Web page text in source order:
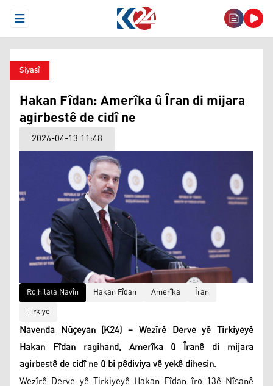
Open Menu
Siyasî
Hakan Fîdan: Amerîka û Îran di mijara
agirbestê de cidî ne
2026-04-13 11:48
Rojhilata Navîn Hakan Fîdan Amerîka
Îran
Tirkiye
Navenda Nûçeyan (K24) – Wezîrê Derve yê Tirkiyeyê
Hakan Fîdan ragihand, Amerîka û Îranê di mijara
agirbestê de cidî ne û bi pêdiviya vê yekê dihesin.
Wezîrê Derve yê Tirkiyeyê Hakan Fîdan îro 13ê Nîsanê